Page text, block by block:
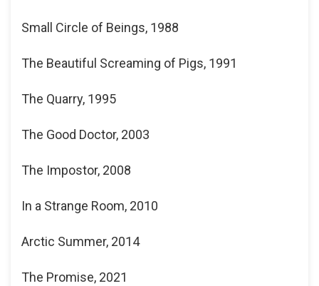
Small Circle of Beings, 1988
The Beautiful Screaming of Pigs, 1991
The Quarry, 1995
The Good Doctor, 2003
The Impostor, 2008
In a Strange Room, 2010
Arctic Summer, 2014
The Promise, 2021